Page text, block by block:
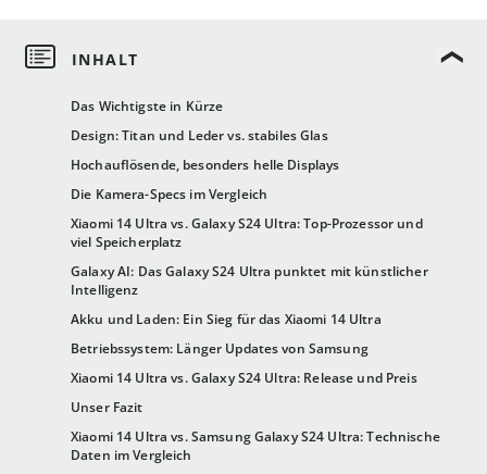
Das Wichtigste in Kürze
Design: Titan und Leder vs. stabiles Glas
Hochauflösende, besonders helle Displays
Die Kamera-Specs im Vergleich
Xiaomi 14 Ultra vs. Galaxy S24 Ultra: Top-Prozessor und
viel Speicherplatz
Galaxy AI: Das Galaxy S24 Ultra punktet mit künstlicher
Intelligenz
Akku und Laden: Ein Sieg für das Xiaomi 14 Ultra
Betriebssystem: Länger Updates von Samsung
Xiaomi 14 Ultra vs. Galaxy S24 Ultra: Release und Preis
Unser Fazit
Xiaomi 14 Ultra vs. Samsung Galaxy S24 Ultra: Technische
Daten im Vergleich